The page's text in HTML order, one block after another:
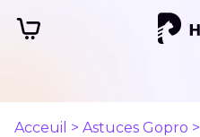
Acceuil > Astuces Gopro >